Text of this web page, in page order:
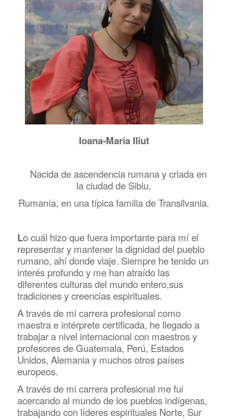
Ioana-María Iliut
Nacida de ascendencia rumana y criada en
la ciudad de Sibiu,
Rumanía, en una típica familia de Transilvania.
Lo cuál hizo que fuera importante para mí el
representar y mantener la dignidad del pueblo
rumano, ahí donde viaje. Siempre he tenido un
interés profundo y me han atraído las
diferentes culturas del mundo entero,sus
tradiciones y creencias espirituales.
A través de mi carrera profesional como
maestra e intérprete certificada, he llegado a
trabajar a nivel internacional con maestros y
profesores de Guatemala, Perú, Estados
Unidos, Alemania y muchos otros países
europeos.
A través de mi carrera profesional me fui
acercando al mundo de los pueblos indígenas,
trabajando con líderes espirituales Norte, Sur